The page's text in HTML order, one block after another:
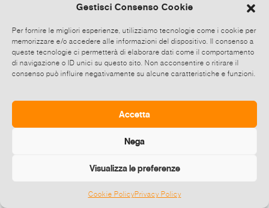
Gestisci Consenso Cookie
Per fornire le migliori esperienze, utilizziamo tecnologie come i cookie per
memorizzare e/o accedere alle informazioni del dispositivo. Il consenso a
queste tecnologie ci permetterà di elaborare dati come il comportamento
di navigazione o ID unici su questo sito. Non acconsentire o ritirare il
consenso può influire negativamente su alcune caratteristiche e funzioni.
Accetta
Nega
Visualizza le preferenze
Cookie PolicyPrivacy Policy
27 Set-25 Ott 2025
Galleria PUNTO SULL'ARTE
Varese [VA]
Galleria PUNTO SULL'ARTE
©2026 E-zine